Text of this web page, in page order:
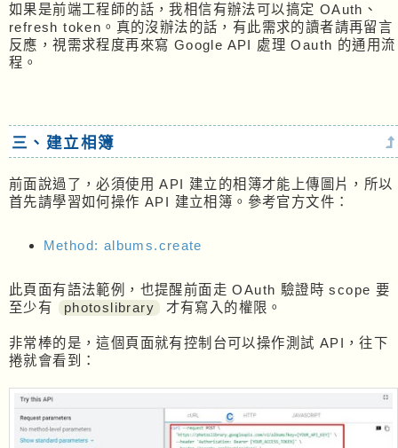
如果是前端工程師的話，我相信有辦法可以搞定 OAuth、
refresh token。真的沒辦法的話，有此需求的讀者請再留言
反應，視需求程度再來寫 Google API 處理 Oauth 的通用流
程。
三、建立相簿
前面說過了，必須使用 API 建立的相簿才能上傳圖片，所以
首先請學習如何操作 API 建立相簿。參考官方文件：
Method: albums.create
此頁面有語法範例，也提醒前面走 OAuth 驗證時 scope 要
至少有
photoslibrary 才有寫入的權限。
非常棒的是，這個頁面就有控制台可以操作測試 API，往下
捲就會看到：